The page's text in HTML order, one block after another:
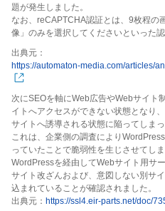
題が発生しました。
なお、reCAPTCHA認証とは、9枚程の
像」のみを選択してくださいといった認
出典元：
https://automaton-media.com/articles/
次にSEOを軸にWeb広告やWebサイト
イトへアクセスができない状態となり
サイトへ誘導される状態に陥ってしま
これは、企業側の調査により
っていたことで脆弱性を生じさせてし
WordPressを経由してWebサイト用サ
サイト改ざんおよび、意図しない別サ
込まれていることが確認されました。
出典元： https://ssl4.eir-parts.net/doc/